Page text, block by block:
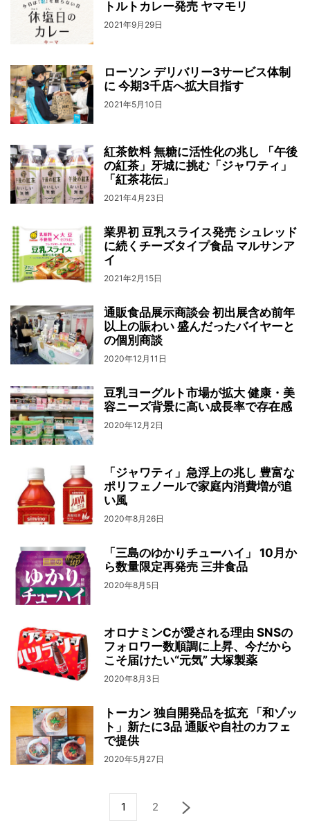
トルトカレー発売 ヤマモリ
2021年9月29日
ローソン デリバリー3サービス体制
に 今期3千店へ拡大目指す
2021年5月10日
紅茶飲料 無糖に活性化の兆し 「午後
の紅茶」牙城に挑む「ジャワティ」
「紅茶花伝」
2021年4月23日
業界初 豆乳スライス発売 シュレッド
に続くチーズタイプ食品 マルサンア
イ
2021年2月15日
通販食品展示商談会 初出展含め前年
以上の賑わい 盛んだったバイヤーと
の個別商談
2020年12月11日
豆乳ヨーグルト市場が拡大 健康・美
容ニーズ背景に高い成長率で存在感
2020年12月2日
「ジャワティ」急浮上の兆し 豊富な
ポリフェノールで家庭内消費増が追
い風
2020年8月26日
「三島のゆかりチューハイ」 10月か
ら数量限定再発売 三井食品
2020年8月5日
オロナミンCが愛される理由 SNSの
フォロワー数順調に上昇、今だから
こそ届けたい“元気” 大塚製薬
2020年8月3日
トーカン 独自開発品を拡充 「和ゾッ
ト」新たに3品 通販や自社のカフェ
で提供
2020年5月27日
1 2